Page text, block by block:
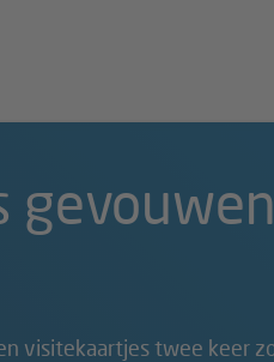
gevouwen
visitekaartjes twee keer